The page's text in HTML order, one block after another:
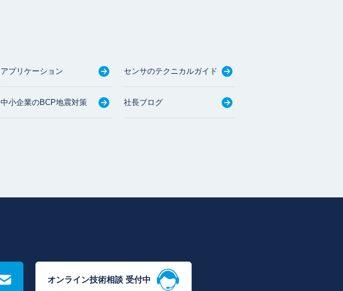
アプリケーション センサのテクニカルガイド
中小企業のBCP地震対策 社長ブログ
オンライン技術相談 受付中